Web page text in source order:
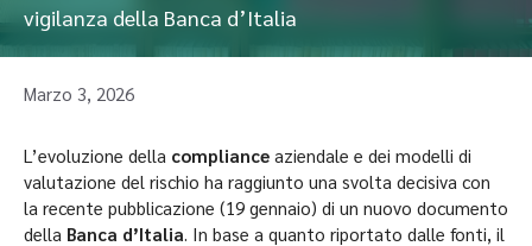
vigilanza della Banca d’Italia
Marzo 3, 2026
L’evoluzione della compliance aziendale e dei modelli di
valutazione del rischio ha raggiunto una svolta decisiva con
la recente pubblicazione (19 gennaio) di un nuovo documento
della Banca d’Italia. In base a quanto riportato dalle fonti, il